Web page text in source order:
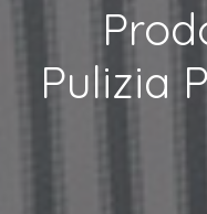
Pulizia